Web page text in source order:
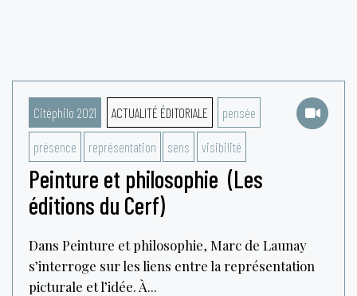
Citéphilo 2021 ACTUALITÉ ÉDITORIALE pensée
présence représentation sens visibilité
Peinture et philosophie ‎ (Les
éditions du Cerf)
Dans Peinture et philosophie, Marc de Launay
s’interroge sur les liens entre la représentation
picturale et l’idée. À...